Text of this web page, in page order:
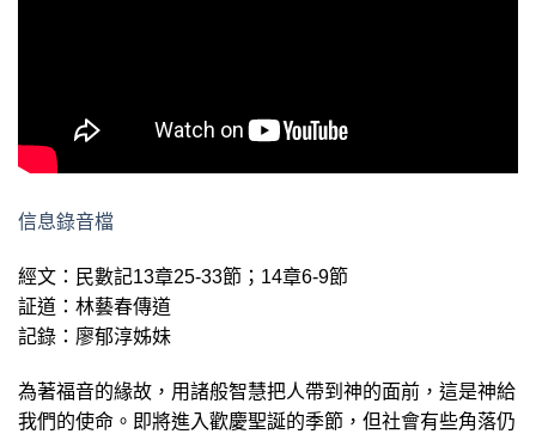
信息錄音檔
經文：民數記13章25-33節；14章6-9節
証道：林藝春傳道
記錄：廖郁淳姊妹
為著福音的緣故，用諸般智慧把人帶到神的面前，這是神給
我們的使命。即將進入歡慶聖誕的季節，但社會有些角落仍